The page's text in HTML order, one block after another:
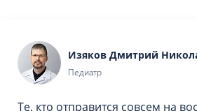
Изяков Дмитрий
Педиатр
Те, кто отправится совсем на